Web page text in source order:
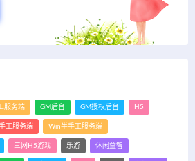
服务端 GM后台 GM授权后台 H5
工服务端 Win半手工服务端
三网H5游戏 乐游 休闲益智